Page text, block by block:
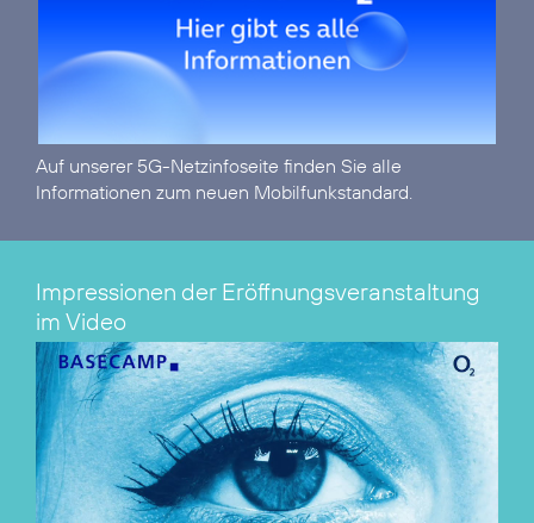
Auf unserer 5G-Netzinfoseite finden Sie alle
Informationen zum neuen Mobilfunkstandard.
Impressionen der Eröffnungsveranstaltung
im Video